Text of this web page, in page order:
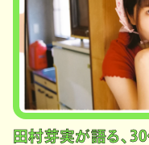
田村芽実が語る、